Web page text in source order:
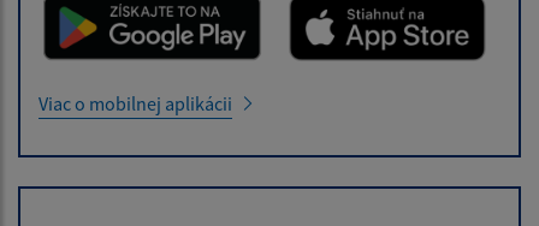
Viac o mobilnej aplikácii